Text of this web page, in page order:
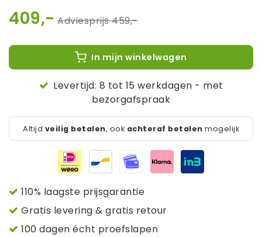
409,- 459,-
In mijn winkelwagen
Levertijd: 8 tot 15 werkdagen - met
bezorgafspraak
Altijd veilig betalen, ook achteraf betalen mogelijk
110% laagste prijsgarantie
Gratis levering & gratis retour
100 dagen écht proefslapen